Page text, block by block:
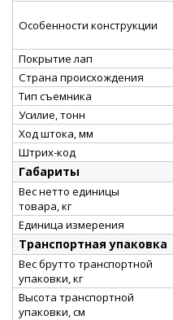
Особенности конструкции
Покрытие лап
Страна происхождения
Тип съемника
Усилие, тонн
Ход штока, мм
Штрих-код
Габариты
Вес нетто единицы
товара, кг
Единица измерения
Транспортная упаковка
Вес брутто транспортной
упаковки, кг
Высота транспортной
упаковки, см